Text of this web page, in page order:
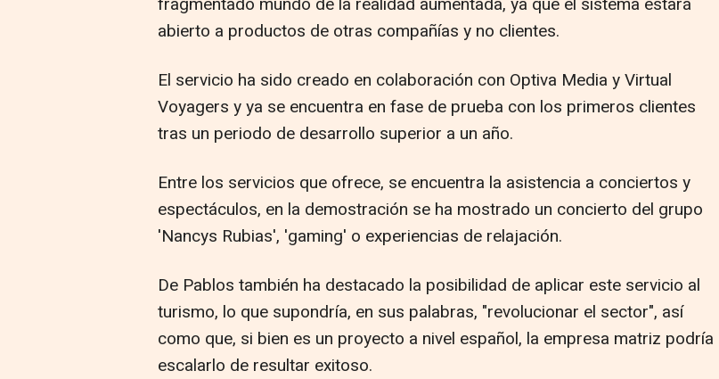
abierto a productos de otras compañías y no clientes.
El servicio ha sido creado en colaboración con Optiva Media y Virtual
Voyagers y ya se encuentra en fase de prueba con los primeros clientes
tras un periodo de desarrollo superior a un año.
Entre los servicios que ofrece, se encuentra la asistencia a conciertos y
espectáculos, en la demostración se ha mostrado un concierto del grupo
'Nancys Rubias', 'gaming' o experiencias de relajación.
De Pablos también ha destacado la posibilidad de aplicar este servicio al
turismo, lo que supondría, en sus palabras, "revolucionar el sector", así
como que, si bien es un proyecto a nivel español, la empresa matriz podría
escalarlo de resultar exitoso.